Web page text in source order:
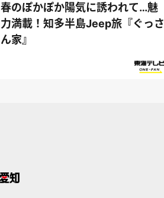
春のぽかぽか陽気に誘われて…魅
力満載！知多半島Jeep旅『ぐっさ
ん家』